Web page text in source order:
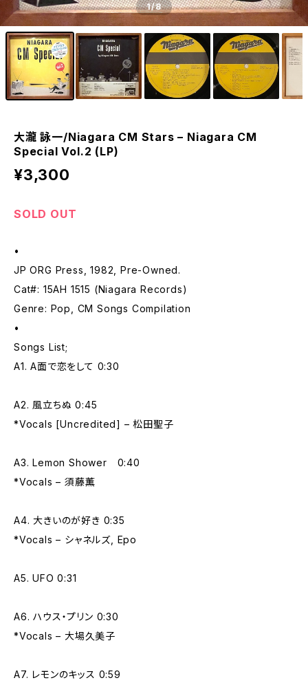
1/8
大瀧 詠一/Niagara CM Stars – Niagara CM
Special Vol.2 (LP)
¥3,300
SOLD OUT
•
JP ORG Press, 1982, Pre-Owned.
Cat#: 15AH 1515 (Niagara Records)
Genre: Pop, CM Songs Compilation
•
Songs List;
A1. A面で恋をして 0:30
A2. 風立ちぬ 0:45
*Vocals [Uncredited] – 松田聖子
A3. Lemon Shower 0:40
*Vocals – 須藤薫
A4. 大きいのが好き 0:35
*Vocals – シャネルズ, Epo
A5. UFO 0:31
A6. ハウス・プリン 0:30
*Vocals – 大場久美子
A7. レモンのキッス 0:59